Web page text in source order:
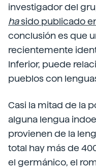
investigador del
hasido publicado
conclusión es que
recientemente
Inferior, puede
pueblos con
Casi la mitad de la
alguna lengua
provienen de la
total hay más de
el germánico, el